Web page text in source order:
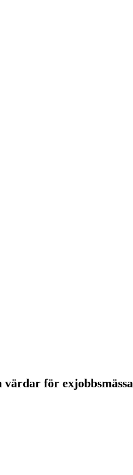
för exjobbsmässa